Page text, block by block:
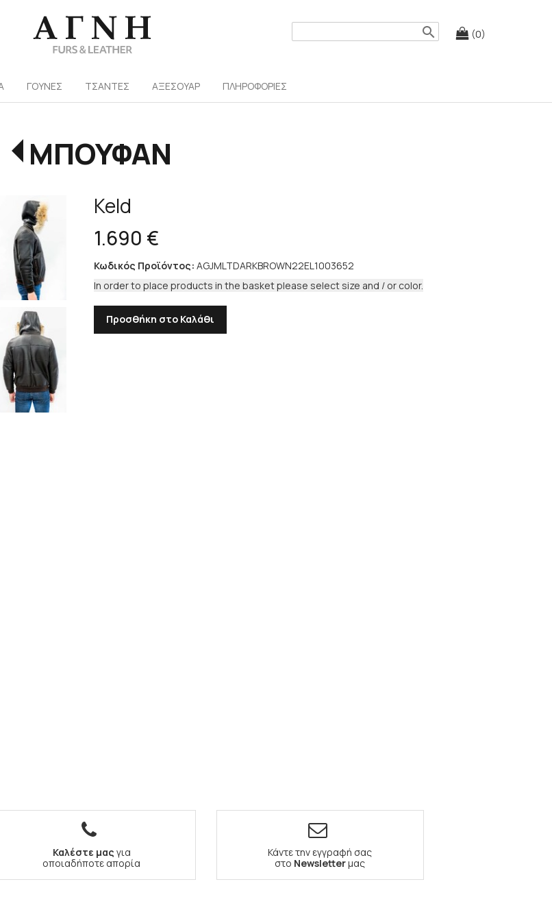
(0)
search
ΓΟΥΝΕΣ ΤΣΑΝΤΕΣ ΑΞΕΣΟΥΑΡ ΠΛΗΡΟΦΟΡΙΕΣ
ΜΠΟΥΦΑΝ
Keld
1.690 €
Κωδικός Προϊόντος: AGJMLTDARKBROWN22EL1003652
In order to place products in the basket please select size and / or color.
Προσθήκη στο Καλάθι
Καλέστε μας για
οποιαδήποτε απορία
Κάντε την εγγραφή σας
στο Newsletterμας